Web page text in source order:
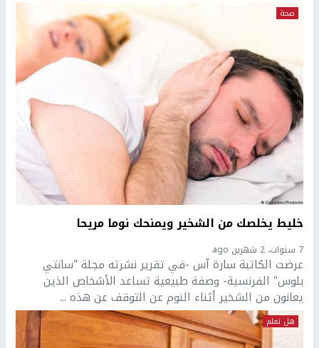
صحة
خليط يخلصك من الشخير ويمنحك نوما مريحا
7 سنوات، 2 شهرين ago
عرضت الكاتبة سارة آس -في تقرير نشرته مجلة "سانتي
بلوس" الفرنسية- وصفة طبيعية تساعد الأشخاص الذين
يعانون من الشخير أثناء النوم عن التوقف عن هذه ...
هل تعلم